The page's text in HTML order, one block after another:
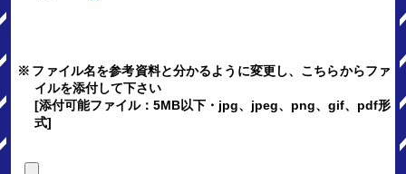
※ ファイル名を参考資料と分かるように変更し、こちらからファ
イルを添付して下さい
[添付可能ファイル：5MB以下・jpg、jpeg、png、gif、pdf形
式]